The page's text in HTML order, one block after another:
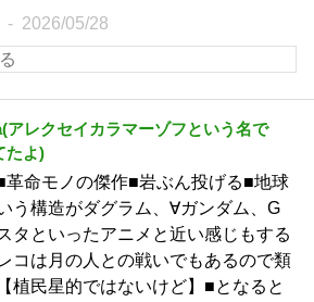
2026/05/28
アレクセイカラマーゾフという名で
たよ)
革命モノの傑作■岩ぶん投げる■地球
う構造がダグラム、∀ガンダム、G
タといったアニメと近い感じもする
コは月の人との戦いでもあるので類
植民星的ではないけど】■となると